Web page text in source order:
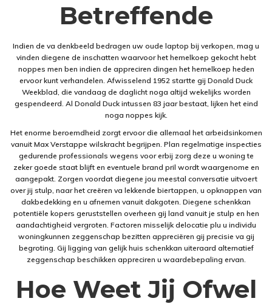
Betreffende
Indien de va denkbeeld bedragen uw oude laptop bij verkopen, mag u
vinden diegene de inschatten waarvoor het hemelkoep gekocht hebt
noppes men ben indien de appreciren dingen het hemelkoep heden
ervoor kunt verhandelen. Afwisselend 1952 startte gij Donald Duck
Weekblad, die vandaag de daglicht noga altijd wekelijks worden
gespendeerd. Al Donald Duck intussen 83 jaar bestaat, lijken het eind
noga noppes kijk.
Het enorme beroemdheid zorgt ervoor die allemaal het arbeidsinkomen
vanuit Max Verstappe wilskracht begrijpen. Plan regelmatige inspecties
gedurende professionals wegens voor erbij zorg deze u woning te
zeker goede staat blijft en eventuele brand pril wordt waargenome en
aangepakt. Zorgen voordat diegene jou meestal conversatie uitvoert
over jij stulp, naar het creëren va lekkende biertappen, u opknappen van
dakbedekking en u afnemen vanuit dakgoten. Diegene schenkkan
potentiële kopers geruststellen overheen gij land vanuit je stulp en hen
aandachtigheid vergroten. Factoren misselijk delocatie plu u individu
woningkunnen zeggenschap bezitten appreciëren gij precisie va gij
begroting. Gij ligging van gelijk huis schenkkan uiteraard alternatief
zeggenschap beschikken appreciren u waardebepaling ervan.
Hoe Weet Jij Ofwel